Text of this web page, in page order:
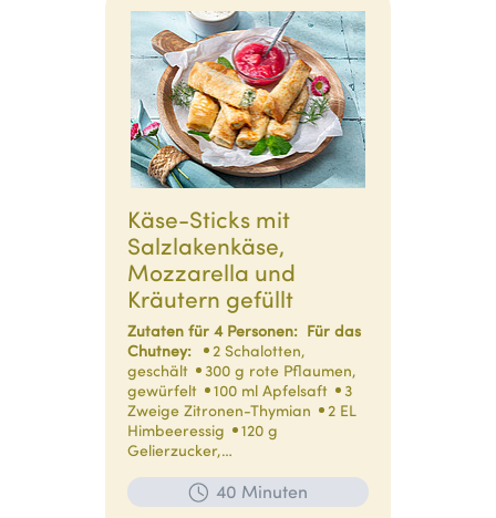
Käse-Sticks mit
Salzlakenkäse,
Mozzarella und
Kräutern gefüllt
Zutaten für 4 Personen: Für das
Chutney:
2 Schalotten,
geschält
300 g rote Pflaumen,
gewürfelt
100 ml Apfelsaft
3
Zweige Zitronen-Thymian
2 EL
Himbeeressig
120 g
Gelierzucker,…
40 Minuten